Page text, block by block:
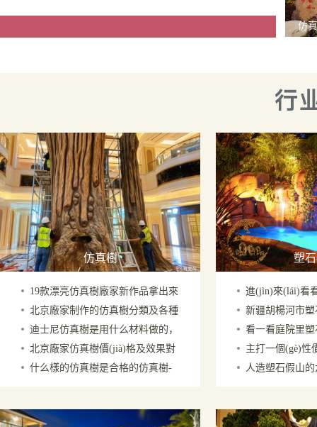
仿
仿真樹
19款漂亮仿真樹廠家新作品拿出來
(lái)供您參考先到先得
北京廠家制作的仿真樹分類及各種
仿真樹的特點(diǎn)
迪士尼仿真樹是用什么材料做的，
哪里廠家能制做
北京廠家仿真樹價(jià)格及效果對
(duì)比你確定不看一下
什么樣的仿真樹是合格的仿真樹-
塑
進(jìn)來(lái)看
水的禁忌你了解
新疆胡楊河市
筆，繪就詩(shī)
看一看庭院里
原則你知道多少
主打一個(gè)性
堪稱景觀界的省
人造塑石假山
(jià)比出眾